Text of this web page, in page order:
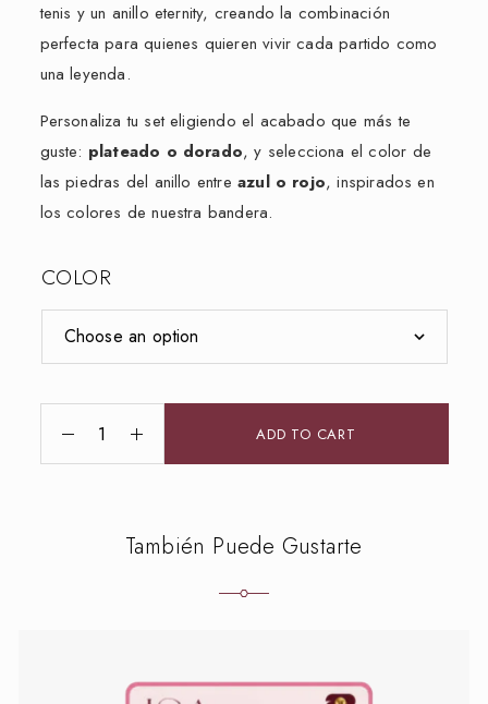
tenis y un anillo eternity, creando la combinación
perfecta para quienes quieren vivir cada partido como
una leyenda.
Personaliza tu set eligiendo el acabado que más te
guste: plateado o dorado, y selecciona el color de
las piedras del anillo entre azul o rojo, inspirados en
los colores de nuestra bandera.
COLOR
ADD TO CART
También Puede Gustarte